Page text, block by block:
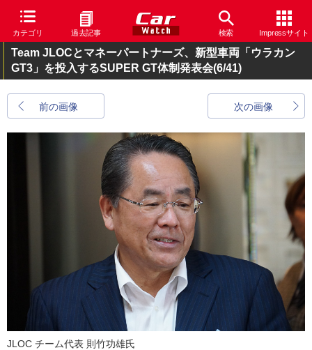
カテゴリ 過去記事 検索 Impressサイト
Team JLOCとマネーパートナーズ、新型車両「ウラカン
GT3」を投入するSUPER GT体制発表会(6/41)
前の画像 次の画像
JLOC チーム代表 則竹功雄氏